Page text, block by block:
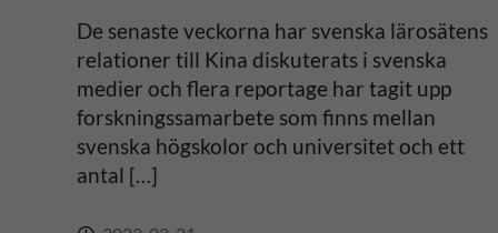
De senaste veckorna har svenska lärosätens
relationer till Kina diskuterats i svenska
medier och flera reportage har tagit upp
forskningssamarbete som finns mellan
svenska högskolor och universitet och ett
antal […]